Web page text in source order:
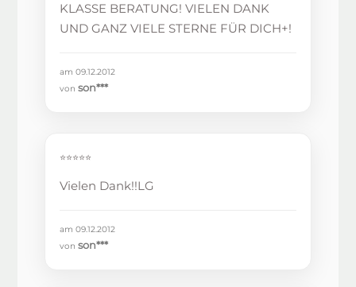
KLASSE BERATUNG! VIELEN DANK
UND GANZ VIELE STERNE FÜR DICH+!
am 09.12.2012
vonson***
⭐⭐⭐⭐⭐
Vielen Dank!!LG
am 09.12.2012
vonson***